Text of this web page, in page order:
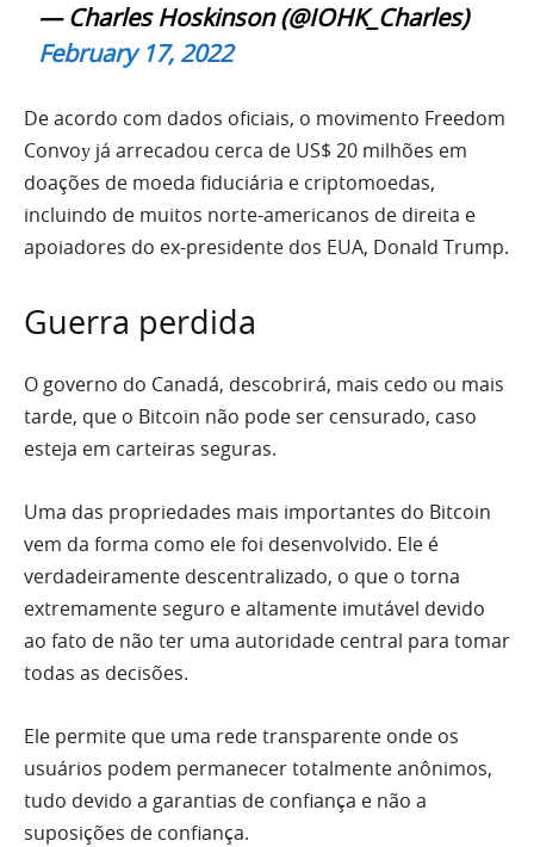
— Charles Hoskinson (@IOHK_Charles)
February 17, 2022
De acordo com dados oficiais, o movimento Freedom
Convoу já arrecadou cerca de US$ 20 milhões em
doações de moeda fiduciária e criptomoedas,
incluindo de muitos norte-americanos de direita e
apoiadores do ex-presidente dos EUA, Donald Trump.
Guerra perdida
O governo do Canadá, descobrirá, mais cedo ou mais
tarde, que o Bitcoin não pode ser censurado, caso
esteja em carteiras seguras.
Uma das propriedades mais importantes do Bitcoin
vem da forma como ele foi desenvolvido. Ele é
verdadeiramente descentralizado, o que o torna
extremamente seguro e altamente imutável devido
ao fato de não ter uma autoridade central para tomar
todas as decisões.
Ele permite que uma rede transparente onde os
usuários podem permanecer totalmente anônimos,
tudo devido a garantias de confiança e não a
suposições de confiança.